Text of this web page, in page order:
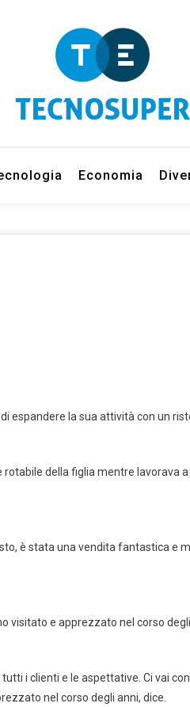
Economia
la sua attività con un
della figlia mentre
è stata una vendita fantastica
e apprezzato nel corso
i clienti e le aspettative. Ci vai
nel corso degli anni, dice.